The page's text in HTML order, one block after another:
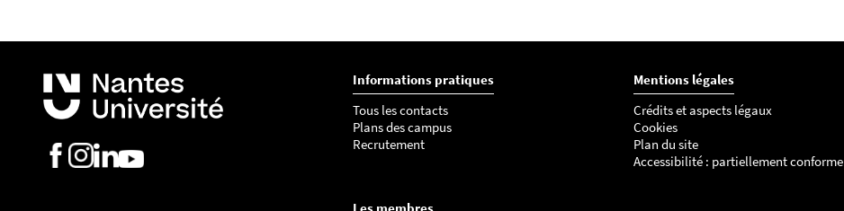
Informations pratiques
Tous les contacts
Plans des campus
Recrutement
Mentions légales
Crédits et aspects légaux
Cookies
Plan du site
Accessibilité : partiellement conforme